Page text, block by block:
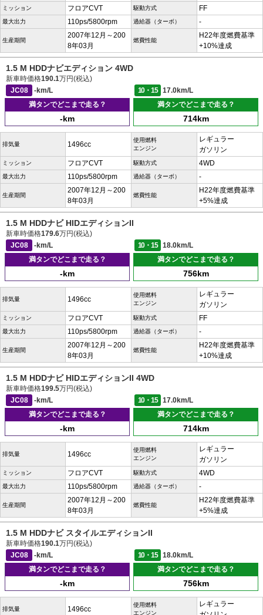
ミッション フロアCVT 駆動方式 FF
最大出力 110ps/5800rpm 過給器（ターボ） -
生産期間
2007年12月～200
8年03月
燃費性能
H22年度燃費基準
+10%達成
1.5 M HDDナビエディション 4WD
新車時価格190.1万円(税込)
JC08
-km/L 10・15
17.0km/L
満タンでどこまで走る？
-km
満タンでどこまで走る？
714km
排気量 1496cc
使用燃料
エンジン
レギュラー
ガソリン
ミッション フロアCVT 駆動方式 4WD
最大出力 110ps/5800rpm 過給器（ターボ） -
生産期間
2007年12月～200
8年03月
燃費性能
H22年度燃費基準
+5%達成
1.5 M HDDナビ HIDエディションII
新車時価格179.6万円(税込)
JC08
-km/L 10・15
18.0km/L
満タンでどこまで走る？
-km
満タンでどこまで走る？
756km
排気量 1496cc
使用燃料
エンジン
レギュラー
ガソリン
ミッション フロアCVT 駆動方式 FF
最大出力 110ps/5800rpm 過給器（ターボ） -
生産期間
2007年12月～200
8年03月
燃費性能
H22年度燃費基準
+10%達成
1.5 M HDDナビ HIDエディションII 4WD
新車時価格199.5万円(税込)
JC08
-km/L 10・15
17.0km/L
満タンでどこまで走る？
-km
満タンでどこまで走る？
714km
排気量 1496cc
使用燃料
エンジン
レギュラー
ガソリン
ミッション フロアCVT 駆動方式 4WD
最大出力 110ps/5800rpm 過給器（ターボ） -
生産期間
2007年12月～200
8年03月
燃費性能
H22年度燃費基準
+5%達成
1.5 M HDDナビ スタイルエディションII
新車時価格190.1万円(税込)
JC08
-km/L 10・15
18.0km/L
満タンでどこまで走る？
-km
満タンでどこまで走る？
756km
排気量 1496cc
使用燃料
エンジン
レギュラー